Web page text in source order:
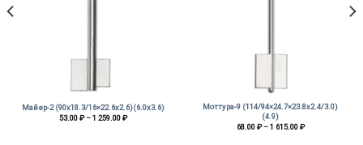
Майер-2 (90х18.3/16×22.6х2.6)(6.0х3.6)
53.00₽ – 1 259.00₽Диапазон
Моттура-9 (114/94×24.7×23.8х2.4/3.0)
(4.9)
68.00₽ – 1 615.00₽Диапазон